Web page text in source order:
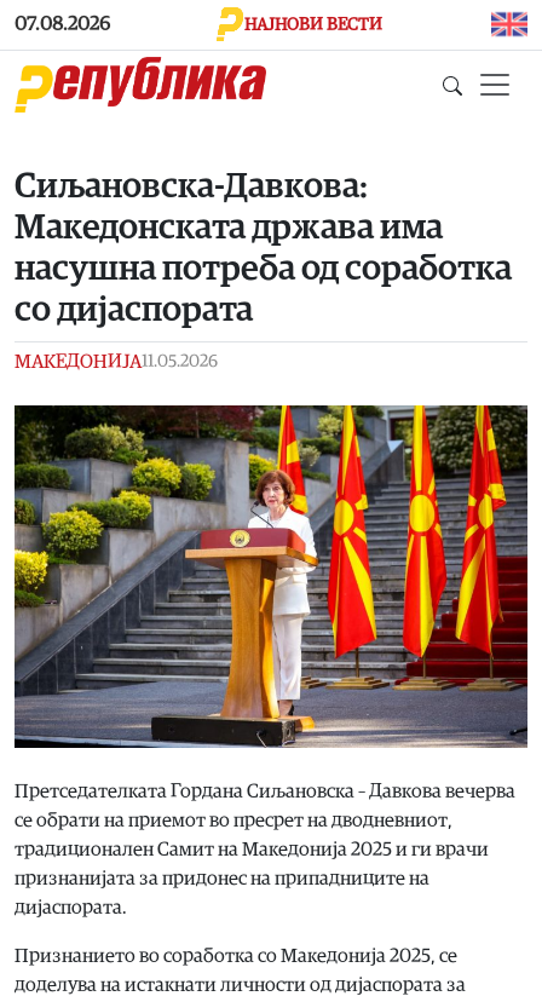
Skip to main content
07.08.2026 НАЈНОВИ ВЕСТИ
Сиљановска-Давкова:
Македонската држава има
насушна потреба од соработка
со дијаспората
МАКЕДОНИЈА11.05.2026
Претседателката Гордана Сиљановска – Давкова вечерва
се обрати на приемот во пресрет на дводневниот,
традиционален Самит на Македонија 2025 и ги врачи
признанијата за придонес на припадниците на
дијаспората.
Признанието во соработка со Македонија 2025, се
доделува на истакнати личности од дијаспората за